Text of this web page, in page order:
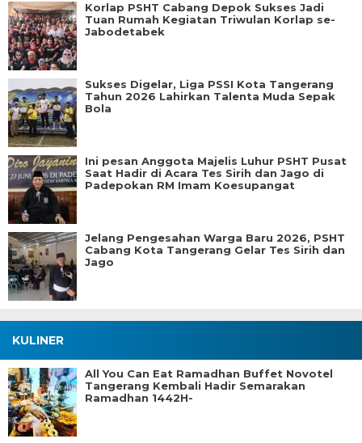
Korlap PSHT Cabang Depok Sukses Jadi
Tuan Rumah Kegiatan Triwulan Korlap se-
Jabodetabek
Sukses Digelar, Liga PSSI Kota Tangerang
Tahun 2026 Lahirkan Talenta Muda Sepak
Bola
Ini pesan Anggota Majelis Luhur PSHT Pusat
Saat Hadir di Acara Tes Sirih dan Jago di
Padepokan RM Imam Koesupangat
Jelang Pengesahan Warga Baru 2026, PSHT
Cabang Kota Tangerang Gelar Tes Sirih dan
Jago
KULINER
All You Can Eat Ramadhan Buffet Novotel
Tangerang Kembali Hadir Semarakan
Ramadhan 1442H-